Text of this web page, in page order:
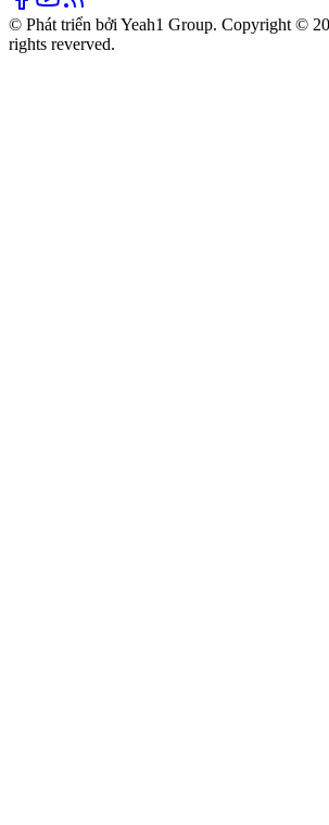
© Phát triển bởi Yeah1 Group. Copyright ©
rights reverved.